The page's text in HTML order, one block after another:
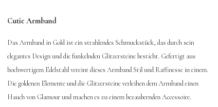
Cutie Armband
Das Armband in Gold ist ein strahlendes Schmuckstück, das durch sein
elegantes Design und die funkelnden Glitzersteine besticht. Gefertigt aus
hochwertigem Edelstahl vereint dieses Armband Stil und Raffinesse in einem.
Die goldenen Elemente und die Glitzersteine verleihen dem Armband einen
Hauch von Glamour und machen es zu einem bezaubernden Accessoire.